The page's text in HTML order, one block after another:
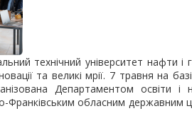
технічний університет
та великі мрії. 7 травня на
Департаментом освіти і
Франківським обласним державним